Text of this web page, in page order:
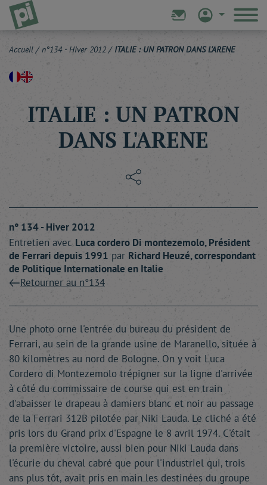
Accueil / n°134 - Hiver 2012 / ITALIE : UN PATRON DANS L'ARENE
ITALIE : UN PATRON
DANS L'ARENE
n° 134 - Hiver 2012
Entretien avec Luca cordero Di montezemolo, Président
de Ferrari depuis 1991 par Richard Heuzé, correspondant
de Politique Internationale en Italie
Retourner au n°134
Une photo orne l'entrée du bureau du président de
Ferrari, au sein de la grande usine de Maranello, située à
80 kilomètres au nord de Bologne. On y voit Luca
Cordero di Montezemolo trépigner sur la ligne d'arrivée
à côté du commissaire de course qui est en train
d'abaisser le drapeau à damiers blanc et noir au passage
de la Ferrari 312B pilotée par Niki Lauda. Le cliché a été
pris lors du Grand prix d'Espagne le 8 avril 1974. C'était
la première victoire, aussi bien pour Niki Lauda dans
l'écurie du cheval cabré que pour l'industriel qui, trois
ans plus tôt, avait pris en main les destinées du groupe